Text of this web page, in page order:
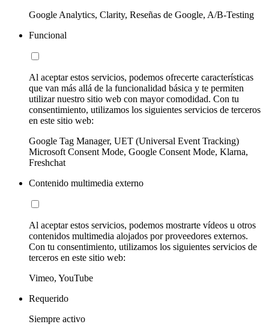
Google Analytics, Clarity, Reseñas de Google, A/B-Testing
Funcional
Al aceptar estos servicios, podemos ofrecerte características
que van más allá de la funcionalidad básica y te permiten
utilizar nuestro sitio web con mayor comodidad. Con tu
consentimiento, utilizamos los siguientes servicios de terceros
en este sitio web:
Google Tag Manager, UET (Universal Event Tracking)
Microsoft Consent Mode, Google Consent Mode, Klarna,
Freshchat
Contenido multimedia externo
Al aceptar estos servicios, podemos mostrarte vídeos u otros
contenidos multimedia alojados por proveedores externos.
Con tu consentimiento, utilizamos los siguientes servicios de
terceros en este sitio web:
Vimeo, YouTube
Requerido
Siempre activo